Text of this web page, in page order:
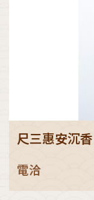
尺三惠安沉香
電洽